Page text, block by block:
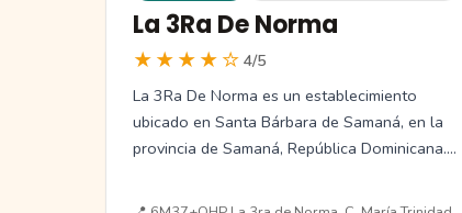
La 3Ra De Norma
★★★★☆ 4/5
La 3Ra De Norma es un establecimiento
ubicado en Santa Bárbara de Samaná, en la
provincia de Samaná, República Dominicana.…